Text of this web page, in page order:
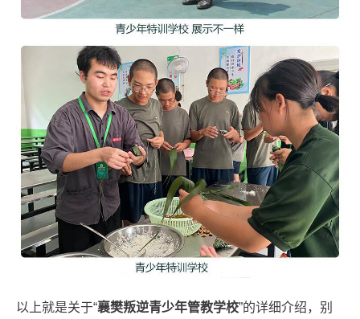
以上就是关于“襄樊叛逆青少年管教学校”的详细介绍，别